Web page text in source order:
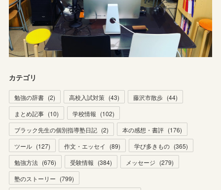
カテゴリ
勉強の辞書 (2) 高校入試対策 (43) 藤沢市散歩 (44)
まとめ記事 (10) 学校情報 (102)
ブラック先生の個別指導塾日記 (2) 本の感想・書評 (176)
ツール (127) 作文・エッセイ (89) 学び多きもの (365)
勉強方法 (676) 受験情報 (384) メッセージ (279)
塾のストーリー (799)